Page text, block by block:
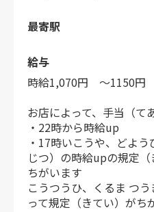
最寄駅
給与
時給1,070円 ～1150円
お店によって、手当（て
・22時から時給up
・17時いこうや、どよ
じつ）の時給upの規定
ちがいます
こうつうひ、くるま つ
って規定（きてい）がち